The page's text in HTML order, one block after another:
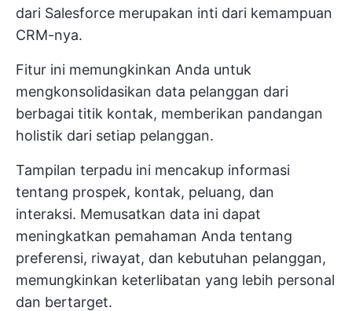
dari Salesforce merupakan inti dari kemampuan
CRM-nya.
Fitur ini memungkinkan Anda untuk
mengkonsolidasikan data pelanggan dari
berbagai titik kontak, memberikan pandangan
holistik dari setiap pelanggan.
Tampilan terpadu ini mencakup informasi
tentang prospek, kontak, peluang, dan
interaksi. Memusatkan data ini dapat
meningkatkan pemahaman Anda tentang
preferensi, riwayat, dan kebutuhan pelanggan,
memungkinkan keterlibatan yang lebih personal
dan bertarget.